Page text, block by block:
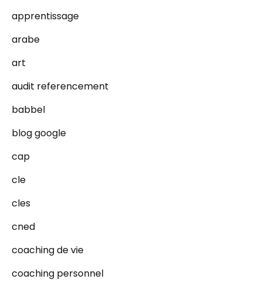
apprentissage
arabe
art
audit referencement
babbel
blog google
cap
cle
cles
cned
coaching de vie
coaching personnel